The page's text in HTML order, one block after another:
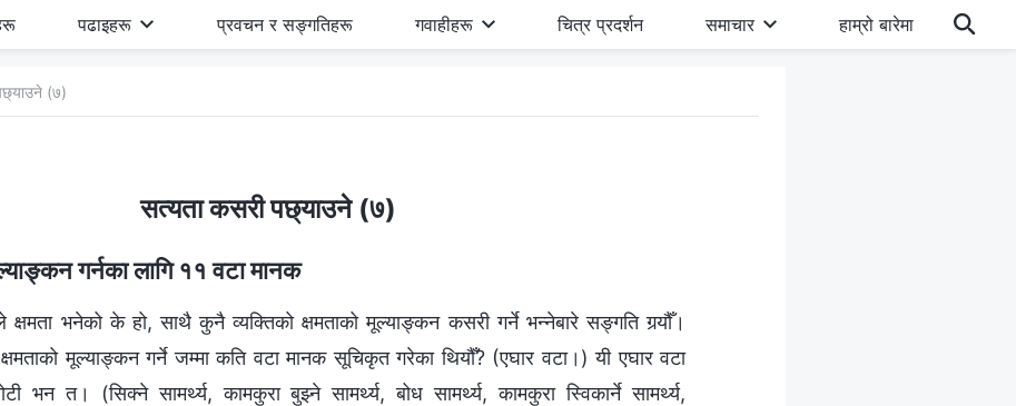
पढाइहरू प्रवचन र सङ्गतिहरू गवाहीहरू चित्र प्रदर्शन समाचार हाम्रो बारेमा
(७)
सत्यता कसरी पछ्याउने (७)
गर्नका लागि ११ वटा मानक
क्षमता भनेको के हो, साथै कुनै व्यक्तिको क्षमताको मूल्याङ्कन कसरी गर्ने भन्‍नेबारे सङ्गति गर्‍यौँ।
मूल्याङ्कन गर्ने जम्मा कति वटा मानक सूचिकृत गरेका थियौँ? (एघार वटा।) यी एघार वटा
भन त। (सिक्ने सामर्थ्य, कामकुरा बुझ्ने सामर्थ्य, बोध सामर्थ्य, कामकुरा स्विकार्ने सामर्थ्य,